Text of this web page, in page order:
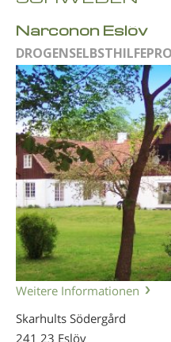
Narconon Eslöv
Weitere Informationen
Skarhults Södergård
241 23 Eslöv